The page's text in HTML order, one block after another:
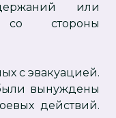
или
со стороны
с эвакуацией.
вынуждены
действий.